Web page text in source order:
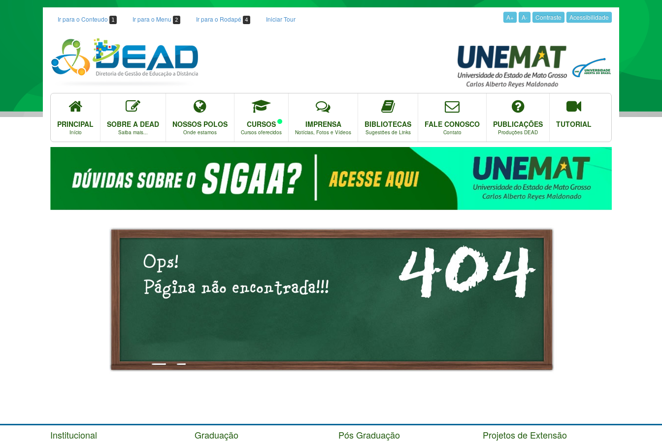
Ir para o Conteudo 1 Ir para o Menu 2 Ir para o Rodapé 4 Iniciar Tour A+ A- Contraste Acessibilidade
PRINCIPAL
Início
SOBRE A DEAD
Saiba mais...
NOSSOS POLOS
Onde estamos
CURSOS
Cursos oferecidos
IMPRENSA
Notícias, Fotos e Vídeos
BIBLIOTECAS
Sugestões de Links
FALE CONOSCO
Contato
PUBLICAÇÕES
Produções DEAD
TUTORIAL
Institucional Graduação Pós Graduação
Projetos de Extensão